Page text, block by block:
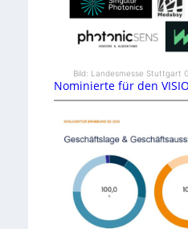
Bild: Landesmesse Stuttgart
Nominierte für den